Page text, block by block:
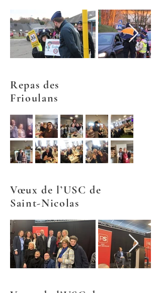
Repas des
Frioulans
Vœux de l’USC de
Saint-Nicolas